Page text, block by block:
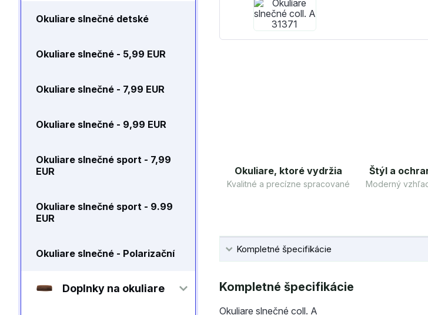
Okuliare slnečné detské
Okuliare slnečné - 5,99 EUR
Okuliare slnečné - 7,99 EUR
Okuliare slnečné - 9,99 EUR
Okuliare slnečné sport - 7,99
EUR
Okuliare slnečné sport - 9.99
EUR
Okuliare slnečné - Polarizační
Doplnky na okuliare
Okuliare, ktoré vydržia
Kvalitné a precízne spracované
Štýl a
Moderný
Kompletné špecifikácie
Kompletné špecifikácie
Okuliare slnečné coll. A